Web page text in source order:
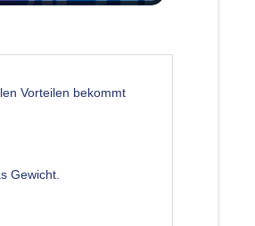
Vorteilen bekommt
Gewicht.